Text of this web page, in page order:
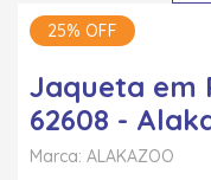
25% OFF
Jaqueta em
62608 -
Marca: ALAKAZOO